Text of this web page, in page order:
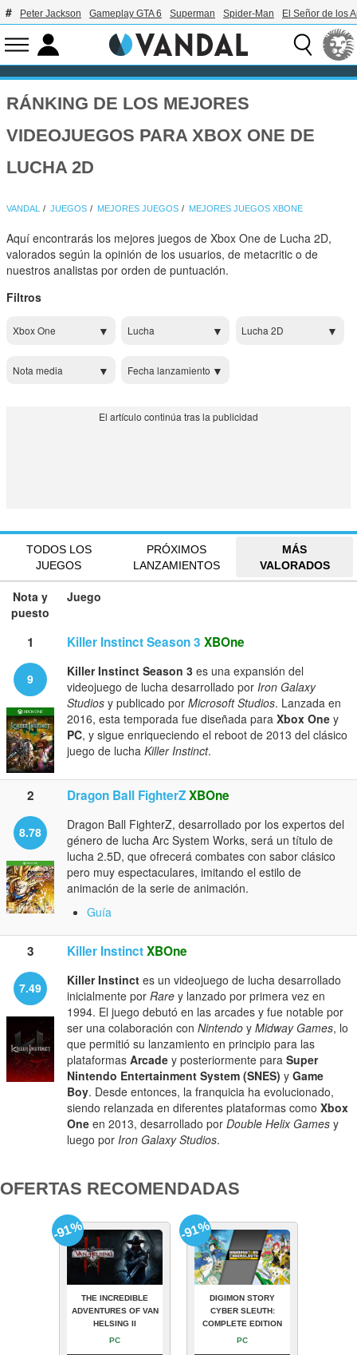
Peter Jackson Gameplay GTA 6 Superman Spider-Man El Señor de los
RÁNKING DE LOS MEJORES
VIDEOJUEGOS PARA XBOX ONE DE
LUCHA 2D
VANDAL JUEGOS MEJORES JUEGOS MEJORES JUEGOS XBONE
Aquí encontrarás los mejores juegos de Xbox One de Lucha 2D,
valorados según la opinión de los usuarios, de metacritic o de
nuestros analistas por orden de puntuación.
Filtros
Xbox One Lucha Lucha 2D
Nota media Fecha lanzamiento
TODOS LOS
JUEGOS
PRÓXIMOS
LANZAMIENTOS
MÁS
VALORADOS
Nota y
puesto
Juego
1 Killer Instinct Season 3 XBOne
9 Killer Instinct Season 3 es una expansión del
videojuego de lucha desarrollado por Iron Galaxy
Studios y publicado por Microsoft Studios. Lanzada en
2016, esta temporada fue diseñada para Xbox One y
PC, y sigue enriqueciendo el reboot de 2013 del clásico
juego de lucha Killer Instinct.
2 Dragon Ball FighterZXBOne
8.78
Dragon Ball FighterZ, desarrollado por los expertos del
género de lucha Arc System Works, será un título de
lucha 2.5D, que ofrecerá combates con sabor clásico
pero muy espectaculares, imitando el estilo de
animación de la serie de animación.
Guía
3 Killer InstinctXBOne
7.49 Killer Instinct es un videojuego de lucha desarrollado
inicialmente por Rare y lanzado por primera vez en
1994. El juego debutó en las arcades y fue notable por
ser una colaboración con Nintendo y Midway Games, lo
que permitió su lanzamiento en principio para las
plataformas Arcade y posteriormente para Super
Nintendo Entertainment System (SNES) y Game
Boy. Desde entonces, la franquicia ha evolucionado,
siendo relanzada en diferentes plataformas como Xbox
One en 2013, desarrollado por Double Helix Games y
luego por Iron Galaxy Studios.
OFERTAS RECOMENDADAS
THE INCREDIBLE
ADVENTURES OF VAN
HELSING II
PC
-91%
DIGIMON STORY
CYBER SLEUTH:
COMPLETE EDITION
PC
-91%